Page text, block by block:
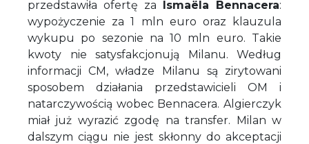
przedstawiła ofertę za Ismaëla Bennacera:
wypożyczenie za 1 mln euro oraz klauzula
wykupu po sezonie na 10 mln euro. Takie
kwoty nie satysfakcjonują Milanu. Według
informacji CM, władze Milanu są zirytowani
sposobem działania przedstawicieli OM i
natarczywością wobec Bennacera. Algierczyk
miał już wyrazić zgodę na transfer. Milan w
dalszym ciągu nie jest skłonny do akceptacji